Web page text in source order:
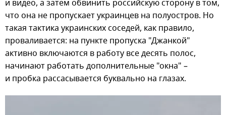
и видео, а затем обвинить российскую сторону в том,
что она не пропускает украинцев на полуостров. Но
такая тактика украинских соседей, как правило,
проваливается: на пункте пропуска "Джанкой"
активно включаются в работу все десять полос,
начинают работать дополнительные "окна" –
и пробка рассасывается буквально на глазах.